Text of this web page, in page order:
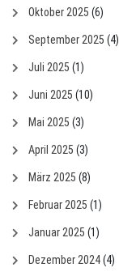
Oktober 2025 (6)
September 2025 (4)
Juli 2025 (1)
Juni 2025 (10)
Mai 2025 (3)
April 2025 (3)
März 2025 (8)
Februar 2025 (1)
Januar 2025 (1)
Dezember 2024(4)